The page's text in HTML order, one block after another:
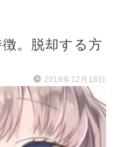
徴。脱却する方
2018年12月18日